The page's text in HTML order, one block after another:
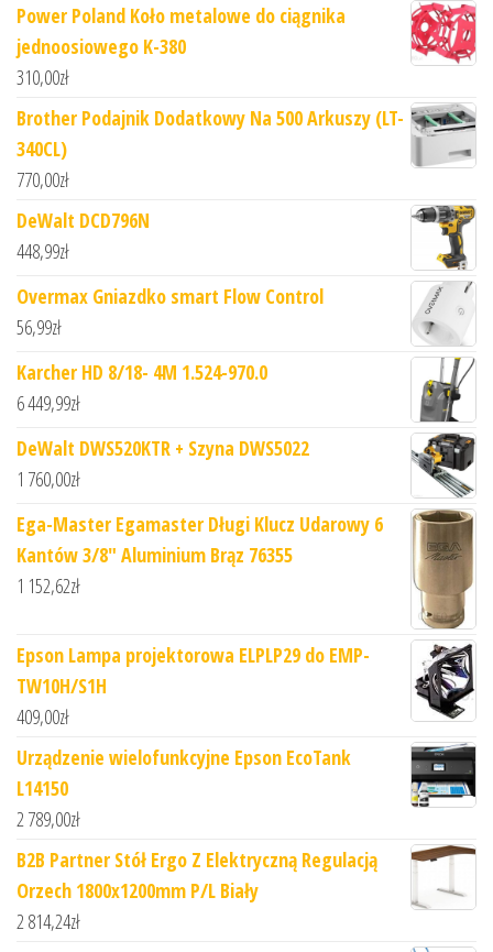
Power Poland Koło metalowe do ciągnika
jednoosiowego K-380
310,00zł
Brother Podajnik Dodatkowy Na 500 Arkuszy (LT-
340CL)
770,00zł
DeWalt DCD796N
448,99zł
Overmax Gniazdko smart Flow Control
56,99zł
Karcher HD 8/18- 4M 1.524-970.0
6 449,99zł
DeWalt DWS520KTR + Szyna DWS5022
1 760,00zł
Ega-Master Egamaster Długi Klucz Udarowy 6
Kantów 3/8" Aluminium Brąz 76355
1 152,62zł
Epson Lampa projektorowa ELPLP29 do EMP-
TW10H/S1H
409,00zł
Urządzenie wielofunkcyjne Epson EcoTank
L14150
2 789,00zł
B2B Partner Stół Ergo Z Elektryczną Regulacją
Orzech 1800x1200mm P/L Biały
2 814,24zł